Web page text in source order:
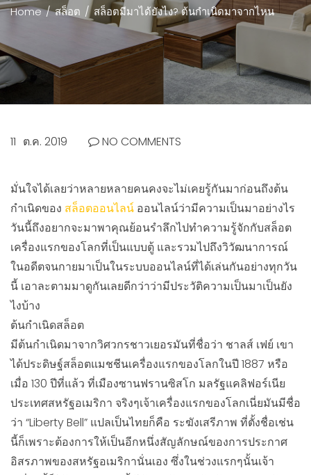
Home สล็อต สล็อตมีมาได้ยังไง? ต้นกำเนิดมาจากไหน
11 ต.ค. 2019 NO COMMENTS
มั่นใจได้เลยว่าหลายหลายคนคงจะไม่เคยรู้กันมาก่อนถึงต้น
กำเนิดของ สล็อตออนไลน์ ออนไลน์ว่ามีความเป็นมาอย่างไร
วันนี้ถึงอยากจะมาพาคุณย้อนรำลึกไปทำความรู้จักกับสล็อต
เครื่องแรกของโลกที่เป็นแบบตู้ และรวมไปถึงวิวัฒนาการณ์
ในอดีตจนกายมาเป็นในระบบออนไลน์ที่ได้เล่นกันอย่างทุกวัน
นี้ เอาละตามมาดูกันเลยดีกว่าว่ามีประวัติความเป็นมาเป็นยัง
ไงบ้าง
ต้นกำเนิดสล็อต
มีต้นกำเนิดมาจากวิศวกรชาวเยอรมันที่ชื่อว่า ชาลส์ เฟย์ เขา
ได้ประดิษฐ์สล็อตแมชชีนเครื่องแรกของโลกในปี 1887 หรือ
เมื่อ 130 ปีที่แล้ว ที่เมืองซานฟรานซิสโก มลรัฐแคลิฟอร์เนีย
ประเทศสหรัฐอเมริกา จริงๆเจ้าเครื่องแรกของโลกเนี่ยมันมีชื่อ
ว่า “Liberty Bell” แปลเป็นไทยก็คือ ระฆังเสรีภาพ ที่ตั้งชื่อเช่น
นี้ก็เพราะต้องการให้เป็นอีกหนึ่งสัญลักษณ์ของการประกาศ
อิสรภาพของสหรัฐอเมริกานั่นเอง ซึ่งในช่วงแรกๆนั้นเจ้า